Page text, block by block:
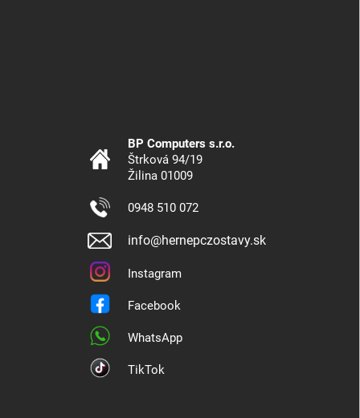
BP Computers s.r.o.
Štrková 94/19
Žilina 01009
0948 510 072
info@hernepczostavy.sk
Instagram
Facebook
WhatsApp
TikTok